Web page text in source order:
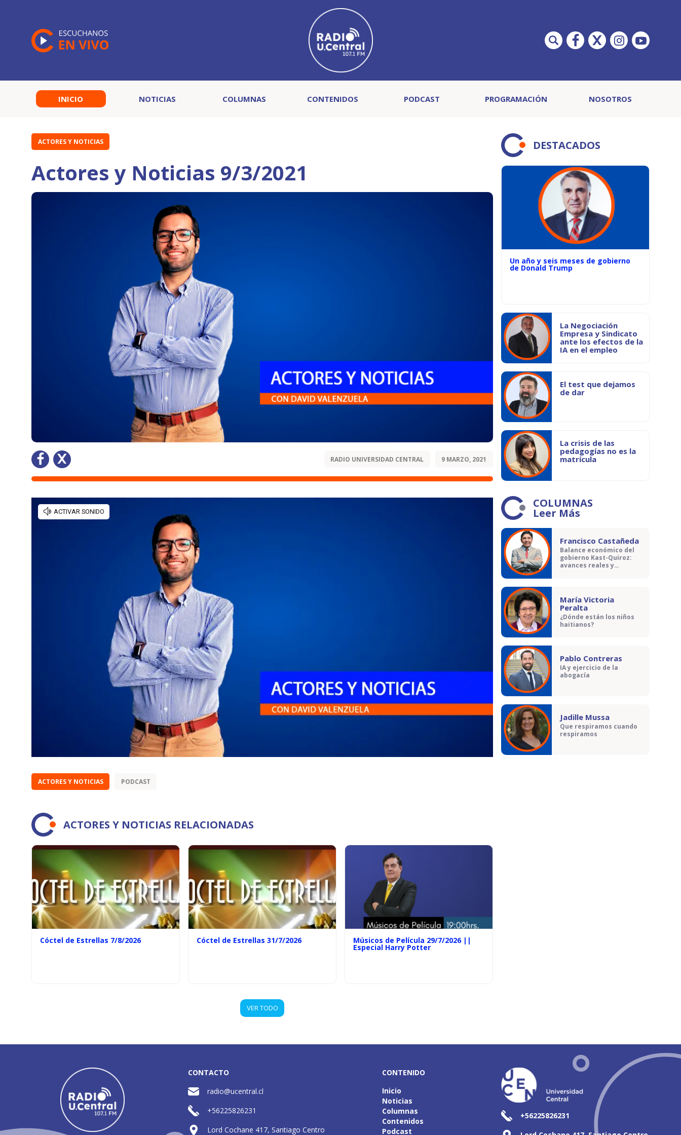
INICIO NOTICIAS COLUMNAS CONTENIDOS PODCAST PROGRAMACIÓN NOSOTROS
ACTORES Y NOTICIAS
Actores y Noticias 9/3/2021
RADIO UNIVERSIDAD CENTRAL 9 MARZO, 2021
ACTORES Y NOTICIAS PODCAST
ACTORES Y NOTICIAS RELACIONADAS
Cóctel de Estrellas 7/8/2026 Cóctel de Estrellas 31/7/2026 Músicos de Película 29/7/2026 ||
Especial Harry Potter
VER TODO
DESTACADOS
Un año y seis meses de gobierno
de Donald Trump
La Negociación
Empresa y Sindicato
ante los efectos de la
IA en el empleo
El test que dejamos
de dar
La crisis de las
pedagogías no es la
matrícula
COLUMNAS
Leer Más
Francisco Castañeda
Balance económico del
gobierno Kast-Quiroz:
avances reales y
María Victoria
Peralta
¿Dónde están los niños
haitianos?
Pablo Contreras
IA y ejercicio de la
abogacía
Jadille Mussa
Que respiramos cuando
respiramos
CONTACTO
radio@ucentral.cl
+56225826231
Lord Cochane 417, Santiago Centro
CONTENIDO
Inicio
Noticias
Columnas
Contenidos
Podcast
+56225826231